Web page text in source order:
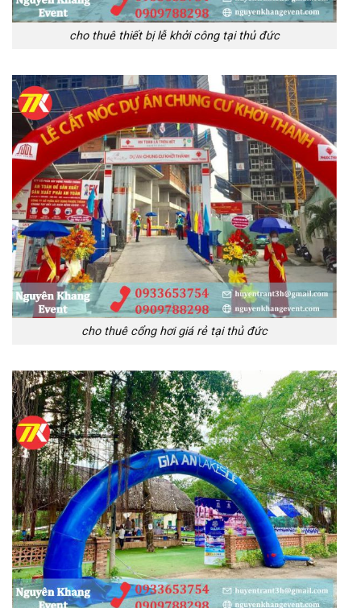
cho thuê thiết bị lễ khởi công tại thủ đức
cho thuê cổng hơi giá rẻ tại thủ đức